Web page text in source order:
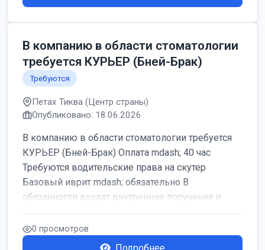
В компанию в области стоматологии
требуется КУРЬЕР (Бней-Брак)
Требуются
Петах Тиква (Центр страны)
Опубликовано: 18.06.2026
В компанию в области стоматологии требуется
КУРЬЕР (Бней-Брак) Оплата mdash; 40 час
Требуются водительские права на скутер
Базовый иврит mdash; обязательно В
обязанности входят внутренние поручения и ...
0 просмотров